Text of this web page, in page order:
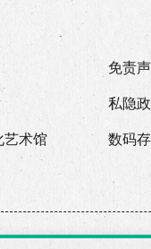
艺术馆
免责
私隐
数码